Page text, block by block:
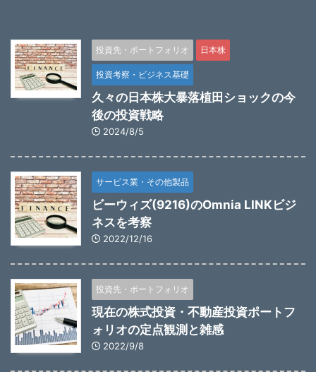
投資先・ポートフォリオ 日本株
投資考察・ビジネス基礎
久々の日本株大暴落植田ショックの今
後の投資戦略
2024/8/5
サービス業・その他製品
ビーウィズ(9216)のOmnia LINKビジ
ネスを考察
2022/12/16
投資先・ポートフォリオ
現在の株式投資・不動産投資ポートフ
ォリオの定点観測と雑感
2022/9/8